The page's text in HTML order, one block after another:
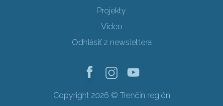
Projekty
Video
Odhlásiť z newslettera
Copyright 2026 © Trenčín región